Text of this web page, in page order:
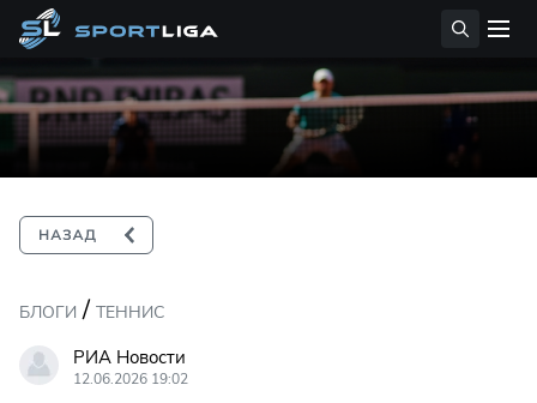
БЛОГИ / ТЕННИС
РИА Новости
12.06.2026 19:02